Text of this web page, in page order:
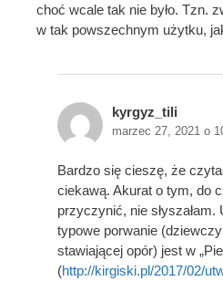
choć wcale tak nie było. Tzn.
w tak powszechnym użytku,
kyrgyz_tili
marzec 27, 2021 o
Bardzo się cieszę, że
ciekawą. Akurat o tym, do
przyczynić, nie słyszałam.
typowe porwanie
stawiającej opór) jest w
(http://kirgiski.pl/2017/02/